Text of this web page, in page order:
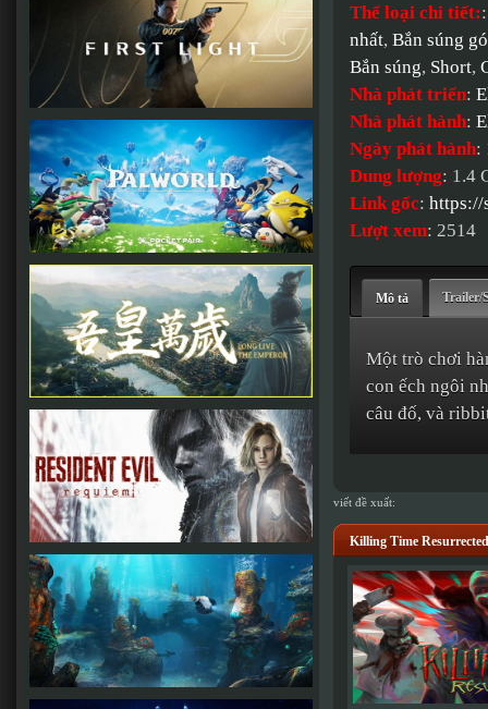
Thể loại chi tiết:
nhất, Bắn súng
Bắn súng, Short,
Nhà phát triển:
Nhà phát hành:
Ngày phát hành:
Dung lượng: 1.4
Link gốc: https://
Lượt xem: 2514
Mô tả Trailer/
Một trò chơi
con ếch ngôi
câu đố, và
viết đề xuất:
Killing Time